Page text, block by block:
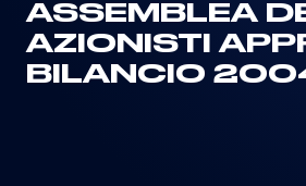
ASSEMBLEA
AZIONISTI
BILANCIO